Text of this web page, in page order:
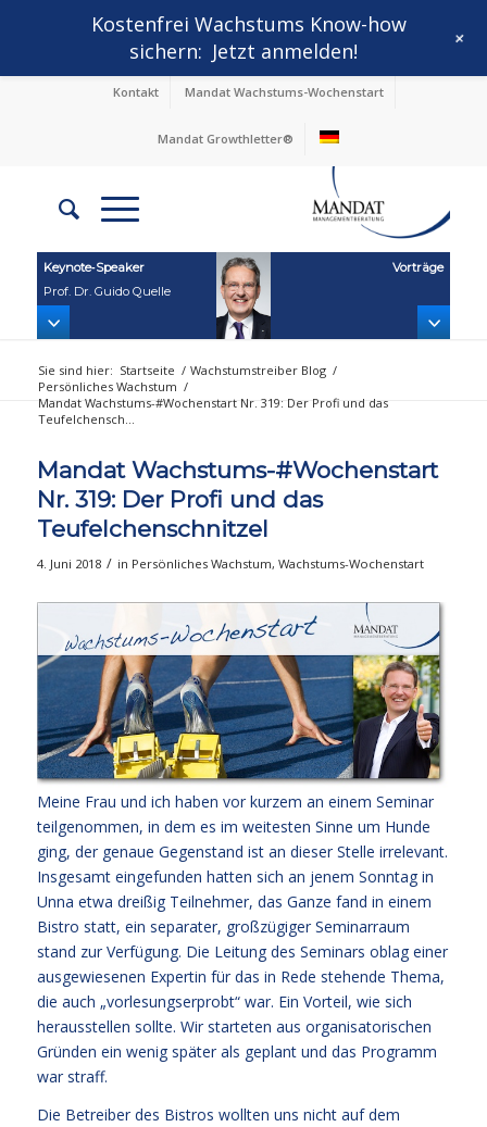
Kontakt Mandat Wachstums-Wochenstart
Mandat Growthletter®
Keynote‑Speaker
Prof. Dr. Guido Quelle
Vorträge
Sie sind hier: Startseite / Wachstumstreiber Blog /
Persönliches Wachstum /
Mandat Wachstums-#Wochenstart Nr. 319: Der Profi und das
Teufelchensch...
Mandat Wachstums-#Wochenstart
Nr. 319: Der Profi und das
Teufelchenschnitzel
4. Juni 2018 / in Persönliches Wachstum, Wachstums-Wochenstart
Meine Frau und ich haben vor kurzem an einem Seminar
teilgenommen, in dem es im weitesten Sinne um Hunde
ging, der genaue Gegenstand ist an dieser Stelle irrelevant.
Insgesamt eingefunden hatten sich an jenem Sonntag in
Unna etwa dreißig Teilnehmer, das Ganze fand in einem
Bistro statt, ein separater, großzügiger Seminarraum
stand zur Verfügung. Die Leitung des Seminars oblag einer
ausgewiesenen Expertin für das in Rede stehende Thema,
die auch „vorlesungserprobt“ war. Ein Vorteil, wie sich
herausstellen sollte. Wir starteten aus organisatorischen
Gründen ein wenig später als geplant und das Programm
war straff.
Die Betreiber des Bistros wollten uns nicht auf dem
Kostenfrei Wachstums Know-how
sichern: Jetzt anmelden! +